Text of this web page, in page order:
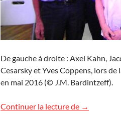
De gauche à droite : Axel Kahn,
Cesarsky et Yves Coppens, lors de
en mai 2016 (© J.M. Bardintzeff).
Continuer la lecture de Axel Kahn
→